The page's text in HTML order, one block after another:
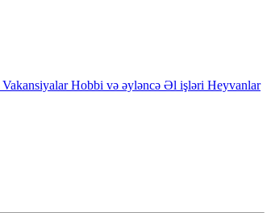
Vakansiyalar Hobbi və əyləncə Əl işləri Heyvanlar